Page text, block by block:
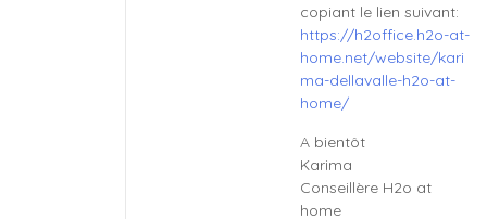
copiant le lien suivant:
https://h2office.h2o-at-
home.net/website/kari
ma-dellavalle-h2o-at-
home/
A bientôt
Karima
Conseillère H2o at
home